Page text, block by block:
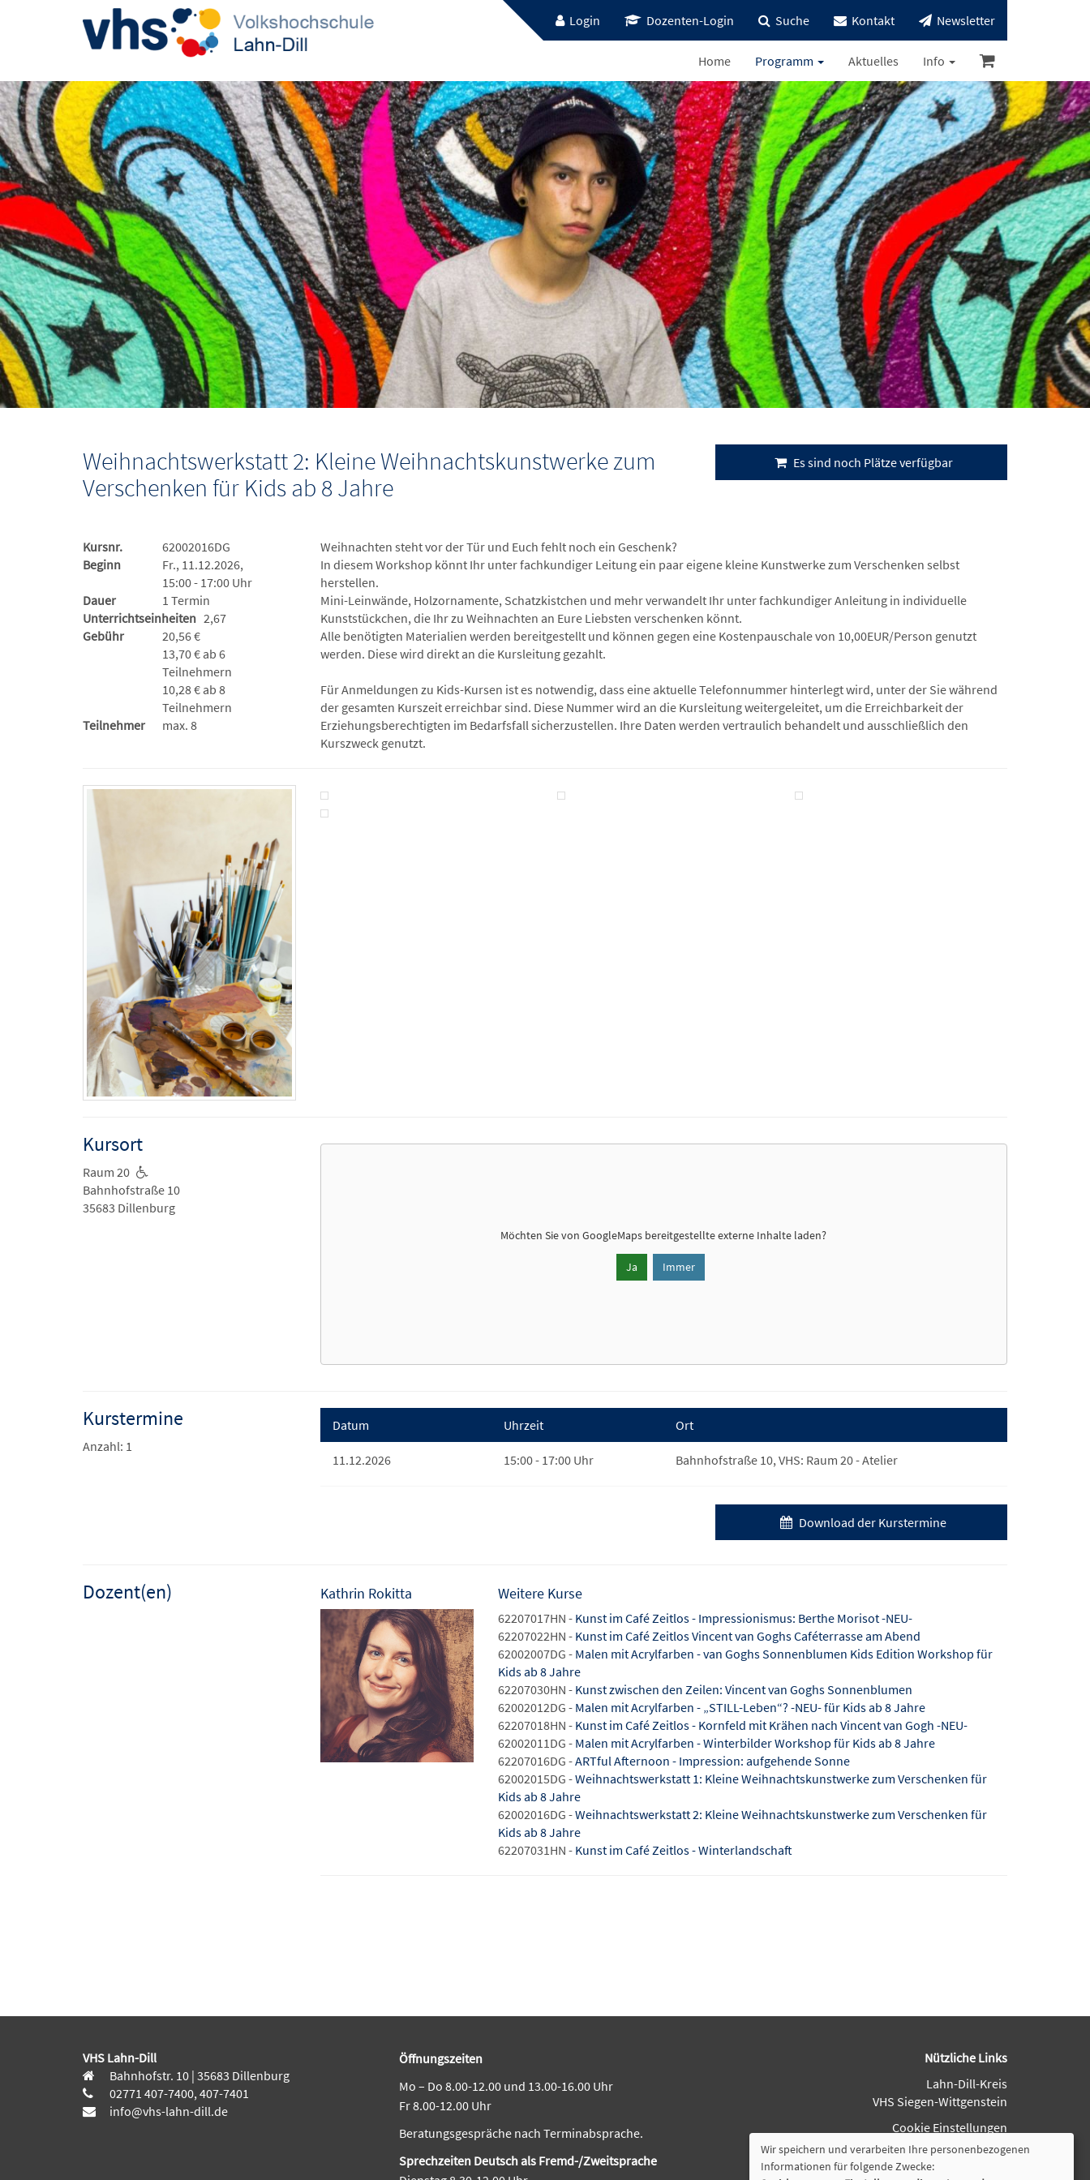
Login Dozenten-Login Suche Kontakt Newsletter
Home Programm Aktuelles Info
Weihnachtswerkstatt 2: Kleine Weihnachtskunstwerke zum
Verschenken für Kids ab 8 Jahre
Es sind noch Plätze verfügbar
Kursnr.
62002016DG
Beginn
Fr., 11.12.2026,
15:00 - 17:00 Uhr
Dauer
1 Termin
Unterrichtseinheiten
2,67
Gebühr
20,56 €
13,70 € ab 6
Teilnehmern
10,28 € ab 8
Teilnehmern
Teilnehmer
max. 8
Weihnachten steht vor der Tür und Euch fehlt noch ein Geschenk?
In diesem Workshop könnt Ihr unter fachkundiger Leitung ein paar eigene kleine Kunstwerke zum Verschenken selbst
herstellen.
Mini-Leinwände, Holzornamente, Schatzkistchen und mehr verwandelt Ihr unter fachkundiger Anleitung in individuelle
Kunststückchen, die Ihr zu Weihnachten an Eure Liebsten verschenken könnt.
Alle benötigten Materialien werden bereitgestellt und können gegen eine Kostenpauschale von 10,00EUR/Person genutzt
werden. Diese wird direkt an die Kursleitung gezahlt.
Für Anmeldungen zu Kids-Kursen ist es notwendig, dass eine aktuelle Telefonnummer hinterlegt wird, unter der Sie während
der gesamten Kurszeit erreichbar sind. Diese Nummer wird an die Kursleitung weitergeleitet, um die Erreichbarkeit der
Erziehungsberechtigten im Bedarfsfall sicherzustellen. Ihre Daten werden vertraulich behandelt und ausschließlich den
Kurszweck genutzt.
Kursort
Raum 20
Bahnhofstraße 10
35683 Dillenburg
Möchten Sie vonGoogleMaps bereitgestellte externe Inhalte laden?
Ja Immer
Kurstermine
Anzahl: 1
Datum Uhrzeit Ort
11.12.2026 15:00 - 17:00 Uhr Bahnhofstraße 10, VHS: Raum 20 - Atelier
Download der Kurstermine
Dozent(en) Kathrin Rokitta Weitere Kurse
62207017HN - Kunst im Café Zeitlos - Impressionismus: Berthe Morisot -NEU-
62207022HN - Kunst im Café Zeitlos Vincent van Goghs Caféterrasse am Abend
62002007DG - Malen mit Acrylfarben - van Goghs Sonnenblumen Kids Edition Workshop für
Kids ab 8 Jahre
62207030HN - Kunst zwischen den Zeilen: Vincent van Goghs Sonnenblumen
62002012DG - Malen mit Acrylfarben - „STILL-Leben“? -NEU- für Kids ab 8 Jahre
62207018HN - Kunst im Café Zeitlos - Kornfeld mit Krähen nach Vincent van Gogh -NEU-
62002011DG - Malen mit Acrylfarben - Winterbilder Workshop für Kids ab 8 Jahre
62207016DG -ARTful Afternoon - Impression: aufgehende Sonne
62002015DG -Weihnachtswerkstatt 1: Kleine Weihnachtskunstwerke zum Verschenken für
Kids ab 8 Jahre
62002016DG -Weihnachtswerkstatt 2: Kleine Weihnachtskunstwerke zum Verschenken für
Kids ab 8 Jahre
62207031HN - Kunst im Café Zeitlos - Winterlandschaft
VHS Lahn-Dill
Bahnhofstr. 10 | 35683 Dillenburg
02771 407-7400, 407-7401
info@vhs-lahn-dill.de
Öffnungszeiten
Mo – Do 8.00-12.00 und 13.00-16.00 Uhr
Fr 8.00-12.00 Uhr
Beratungsgespräche nach Terminabsprache.
Sprechzeiten Deutsch als Fremd-/Zweitsprache
Nützliche Links
Lahn-Dill-Kreis
VHS Siegen-Wittgenstein
Cookie Einstellungen
Wir speichern und verarbeiten Ihre personenbezogenen
Informationen für folgende Zwecke: